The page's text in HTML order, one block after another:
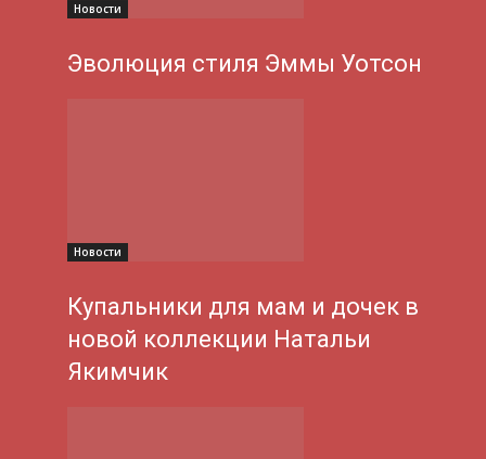
Новости
Эволюция стиля Эммы Уотсон
Новости
Купальники для мам и дочек в
новой коллекции Натальи
Якимчик